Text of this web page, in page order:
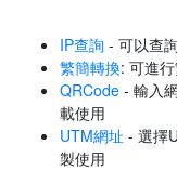
IP查詢 - 可以查
繁簡轉換: 可進
QRCode - 輸入
載使用
UTM網址 - 選擇
製使用